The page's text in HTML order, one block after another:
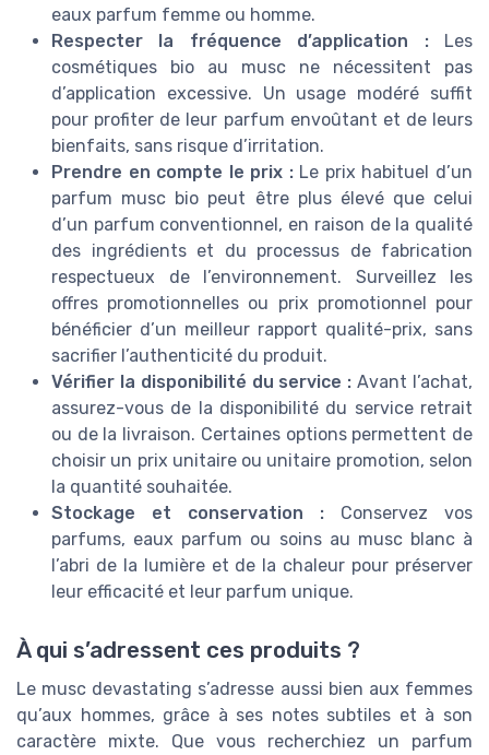
eaux parfum femme ou homme.
Respecter la fréquence d’application :Les
cosmétiques bio au musc ne nécessitent pas
d’application excessive. Un usage modéré suffit
pour profiter de leur parfum envoûtant et de leurs
bienfaits, sans risque d’irritation.
Prendre en compte le prix :Le prix habituel d’un
parfum musc bio peut être plus élevé que celui
d’un parfum conventionnel, en raison de la qualité
des ingrédients et du processus de fabrication
respectueux de l’environnement. Surveillez les
offres promotionnelles ou prix promotionnel pour
bénéficier d’un meilleur rapport qualité-prix, sans
sacrifier l’authenticité du produit.
Vérifier la disponibilité du service : Avant l’achat,
assurez-vous de la disponibilité du service retrait
ou de la livraison. Certaines options permettent de
choisir un prix unitaire ou unitaire promotion, selon
la quantité souhaitée.
Stockage et conservation : Conservez vos
parfums, eaux parfum ou soins au musc blanc à
l’abri de la lumière et de la chaleur pour préserver
leur efficacité et leur parfum unique.
À qui s’adressent ces produits ?
Le musc devastating s’adresse aussi bien aux femmes
qu’aux hommes, grâce à ses notes subtiles et à son
caractère mixte. Que vous recherchiez un parfum